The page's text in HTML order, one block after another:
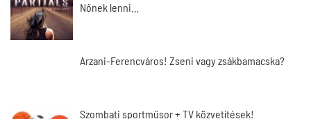
Nőnek lenni…
Arzani-Ferencváros! Zseni vagy zsákbamacska?
Szombati sportműsor + TV közvetítések!